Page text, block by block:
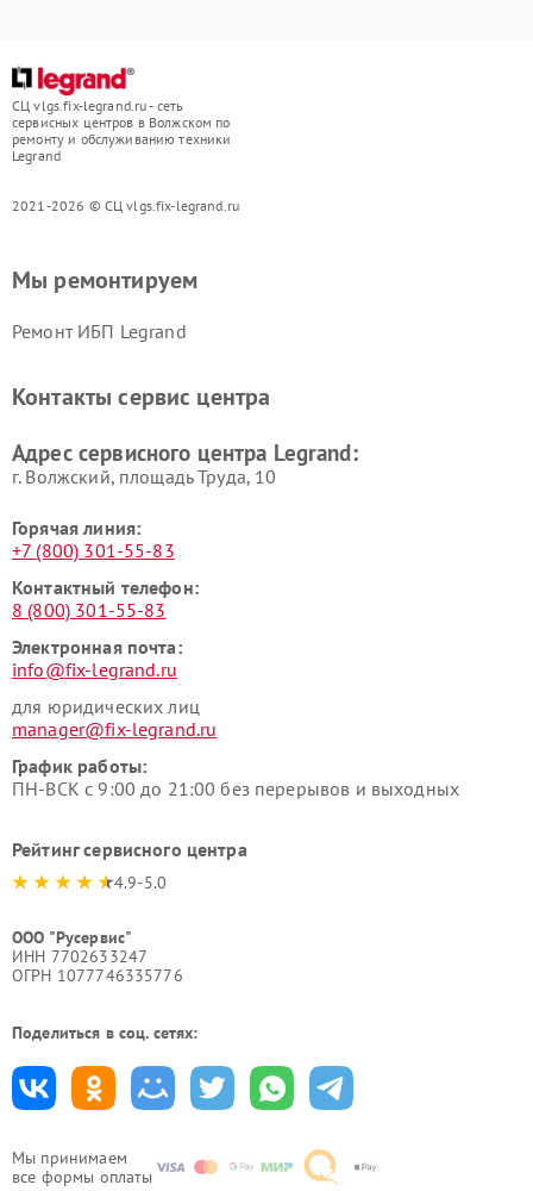
СЦ vlgs.fix-legrand.ru - сеть
сервисных центров в Волжском по
ремонту и обслуживанию техники
Legrand
2021-2026 © СЦ vlgs.fix-legrand.ru
Мы принимаем
все формы оплаты
Мы ремонтируем
Ремонт ИБП Legrand
Контакты сервис центра
Адрес сервисного центра Legrand:
г. Волжский, площадь Труда, 10
Горячая линия:
+7 (800) 301-55-83
Контактный телефон:
8 (800) 301-55-83
Электронная почта:
info@fix-legrand.ru
для юридических лиц
manager@fix-legrand.ru
График работы:
ПН-ВСК с 9:00 до 21:00 без перерывов и выходных
Рейтинг сервисного центра
4.9-5.0
ООО "Русервис"
ИНН 7702633247
ОГРН 1077746335776
Поделиться в соц. сетях: